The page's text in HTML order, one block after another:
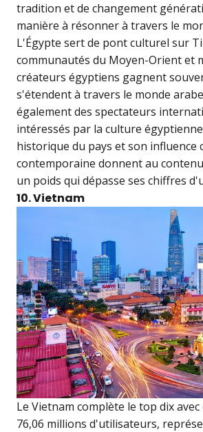
tradition et de changement
manière à résonner à travers le
L'Égypte sert de pont culturel sur
communautés du Moyen-Orient et
créateurs égyptiens gagnent
s'étendent à travers le monde
également des spectateurs
intéressés par la culture
historique du pays et son influence
contemporaine donnent au
un poids qui dépasse ses chiffres
10. Vietnam
Le Vietnam complète le top dix
76,06 millions d'utilisateurs,